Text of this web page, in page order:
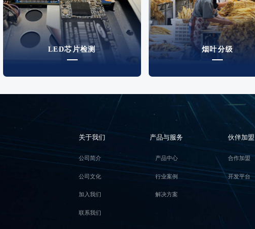
LED芯片检测 烟叶分级
关于我们
公司简介
公司文化
加入我们
联系我们
产品与服务
产品中心
行业案例
解决方案
伙伴加盟
合作加盟
开发平台